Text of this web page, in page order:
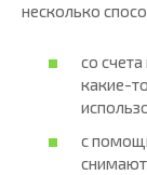
несколько
со
какие-
с